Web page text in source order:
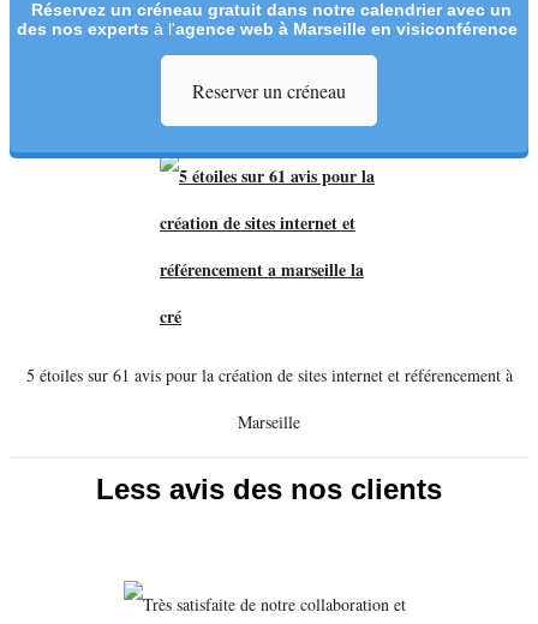
Réservez un créneau gratuit dans notre calendrier avec un
des nos experts à l'agence web à Marseille en visiconférence
Reserver un créneau
5 étoiles sur 61 avis pour la création de sites internet et référencement à
Marseille
Less avis des nos clients